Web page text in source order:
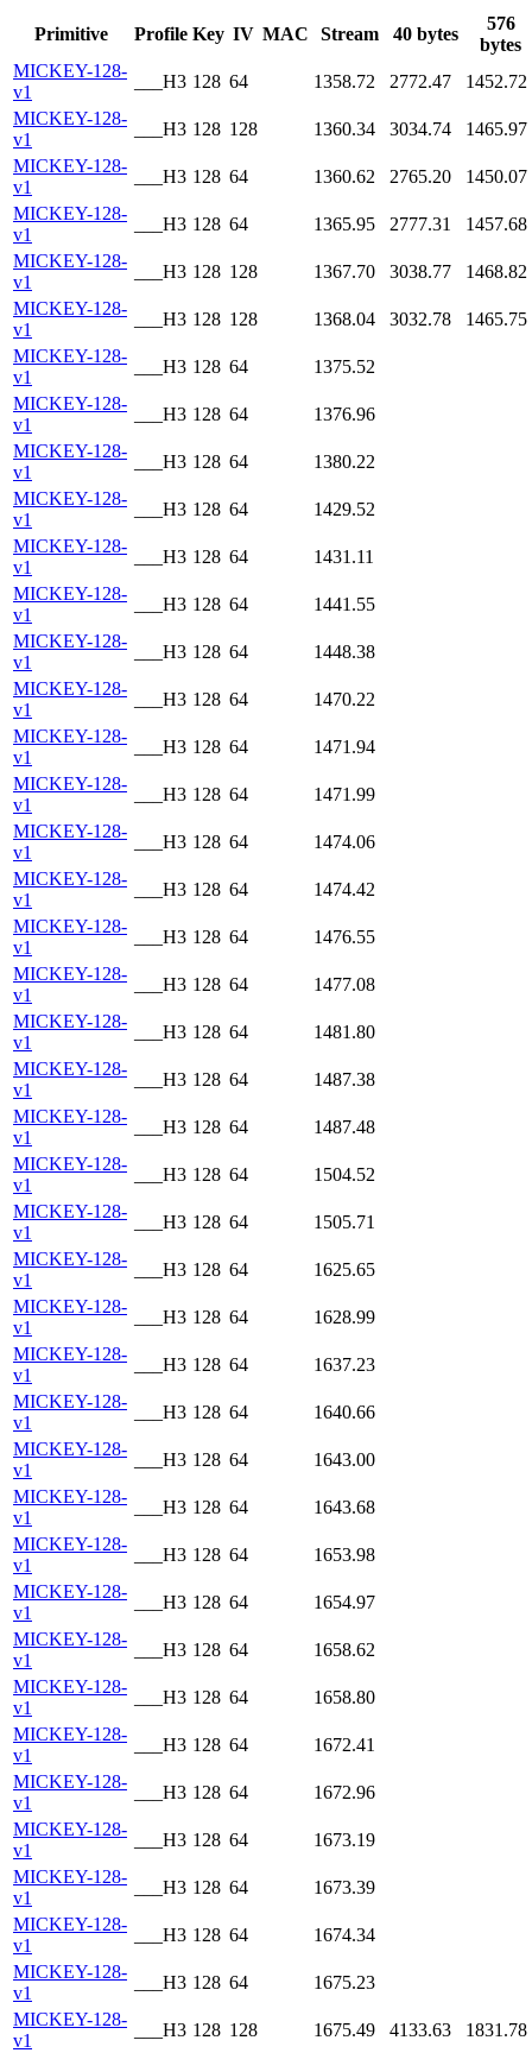
Primitive Profile Key IV MAC Stream 40 bytes
576
bytes
MICKEY-128-
v1
___H3 128 64 1358.72 2772.47
1452.72
MICKEY-128-
v1
___H3 128 128 1360.34 3034.74
1465.97
MICKEY-128-
v1
___H3 128 64 1360.62 2765.20
1450.07
MICKEY-128-
v1
___H3 128 64 1365.95 2777.31
1457.68
MICKEY-128-
v1
___H3 128 128 1367.70 3038.77
1468.82
MICKEY-128-
v1
___H3 128 128 1368.04 3032.78
1465.75
MICKEY-128-
v1
___H3 128 64
1375.52
MICKEY-128-
v1
___H3 128 64
1376.96
MICKEY-128-
v1
___H3 128 64
1380.22
MICKEY-128-
v1
___H3 128 64
1429.52
MICKEY-128-
v1
___H3 128 64
1431.11
MICKEY-128-
v1
___H3 128 64
1441.55
MICKEY-128-
v1
___H3 128 64
1448.38
MICKEY-128-
v1
___H3 128 64
1470.22
MICKEY-128-
v1
___H3 128 64
1471.94
MICKEY-128-
v1
___H3 128 64
1471.99
MICKEY-128-
v1
___H3 128 64
1474.06
MICKEY-128-
v1
___H3 128 64
1474.42
MICKEY-128-
v1
___H3 128 64
1476.55
MICKEY-128-
v1
___H3 128 64
1477.08
MICKEY-128-
v1
___H3 128 64
1481.80
MICKEY-128-
v1
___H3 128 64
1487.38
MICKEY-128-
v1
___H3 128 64
1487.48
MICKEY-128-
v1
___H3 128 64
1504.52
MICKEY-128-
v1
___H3 128 64
1505.71
MICKEY-128-
v1
___H3 128 64
1625.65
MICKEY-128-
v1
___H3 128 64
1628.99
MICKEY-128-
v1
___H3 128 64
1637.23
MICKEY-128-
v1
___H3 128 64
1640.66
MICKEY-128-
v1
___H3 128 64
1643.00
MICKEY-128-
v1
___H3 128 64
1643.68
MICKEY-128-
v1
___H3 128 64
1653.98
MICKEY-128-
v1
___H3 128 64
1654.97
MICKEY-128-
v1
___H3 128 64
1658.62
MICKEY-128-
v1
___H3 128 64
1658.80
MICKEY-128-
v1
___H3 128 64
1672.41
MICKEY-128-
v1
___H3 128 64
1672.96
MICKEY-128-
v1
___H3 128 64
1673.19
MICKEY-128-
v1
___H3 128 64
1673.39
MICKEY-128-
v1
___H3 128 64
1674.34
MICKEY-128-
v1
___H3 128 64
1675.23
MICKEY-128-
v1
___H3 128 128 1675.49 4133.63
1831.78